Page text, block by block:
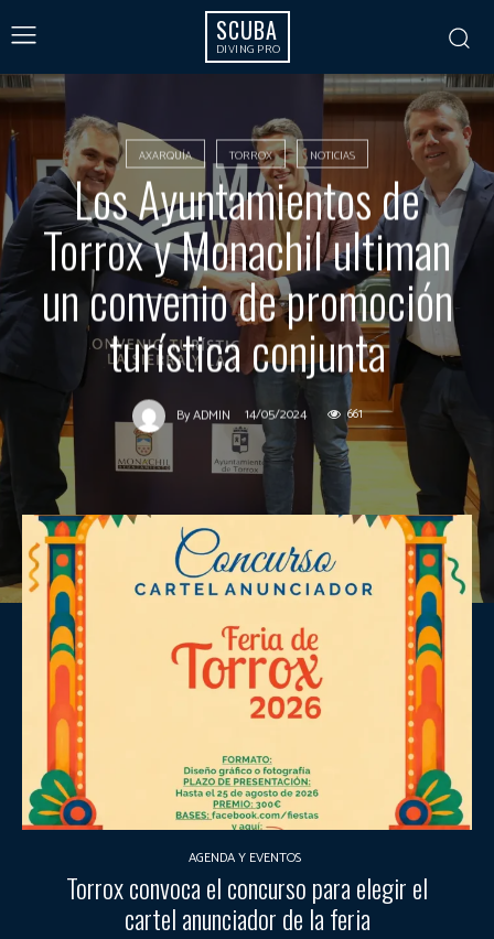
SCUBA
DIVING PRO
AXARQUÍA TORROX NOTICIAS
Los Ayuntamientos de
Torrox y Monachil ultiman
un convenio de promoción
turística conjunta
ByADMIN 14/05/2024 661
AGENDA Y EVENTOS
Torrox convoca el concurso para elegir el
cartel anunciador de la feria